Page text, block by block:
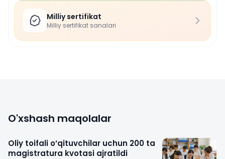
Milliy sertifikat
Milliy sertifikat sanalari
O'xshash maqolalar
Oliy toifali o‘qituvchilar uchun 200 ta
magistratura kvotasi ajratildi